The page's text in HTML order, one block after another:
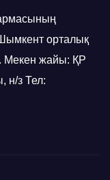
орталық
Мекен жайы: ҚР
н/з Тел: